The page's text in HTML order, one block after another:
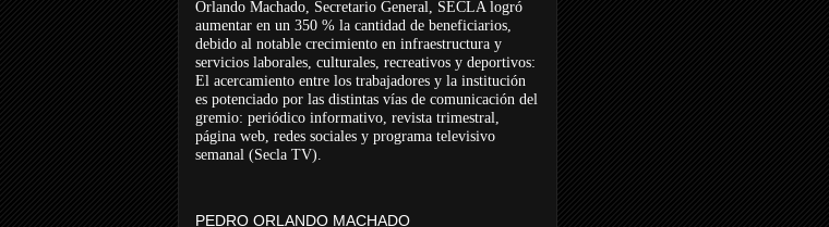
Orlando Machado, Secretario General, SECLA logró
aumentar en un 350 % la cantidad de beneficiarios,
debido al notable crecimiento en infraestructura y
servicios laborales, culturales, recreativos y deportivos:
El acercamiento entre los trabajadores y la institución
es potenciado por las distintas vías de comunicación del
gremio: periódico informativo, revista trimestral,
página web, redes sociales y programa televisivo
semanal (Secla TV).
PEDRO ORLANDO MACHADO